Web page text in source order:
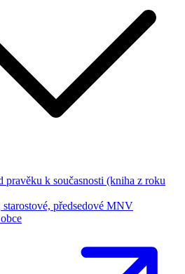
pravěku k současnosti (kniha z roku
starostové, předsedové MNV